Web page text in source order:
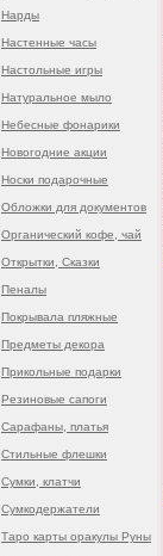
Нарды
Настенные часы
Настольные игры
Натуральное мыло
Небесные фонарики
Новогодние акции
Носки подарочные
Обложки для документов
Органический кофе, чай
Открытки, Сказки
Пеналы
Покрывала пляжные
Предметы декора
Прикольные подарки
Резиновые сапоги
Сарафаны, платья
Стильные флешки
Сумки, клатчи
Сумкодержатели
Таро карты оракулы Руны